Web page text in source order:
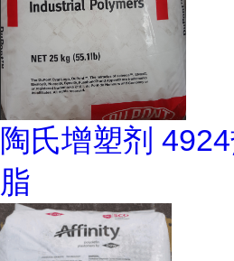
陶氏增塑剂
脂